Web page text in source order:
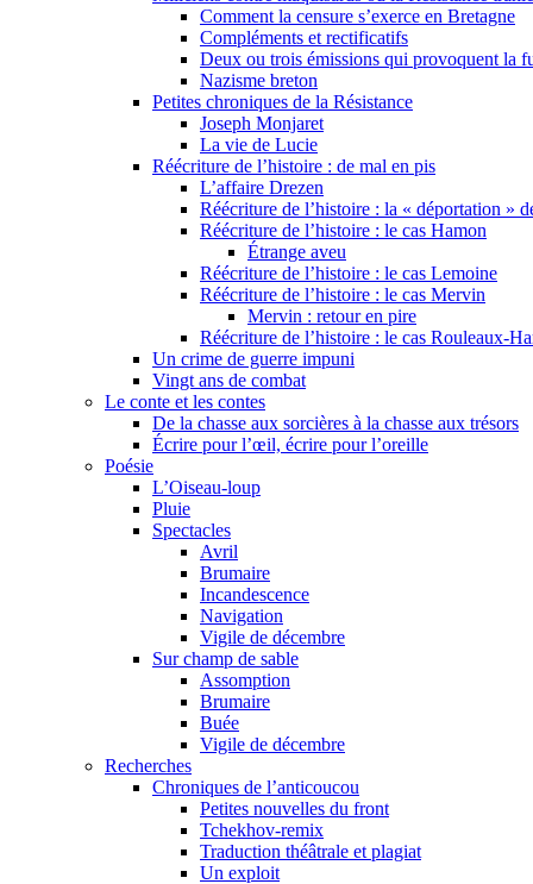
Comment la censure s’exerce en Bretagne
Compléments et rectificatifs
Deux ou trois émissions qui provoquent la
Nazisme breton
Petites chroniques de la Résistance
Joseph Monjaret
La vie de Lucie
Réécriture de l’histoire : de mal en pis
L’affaire Drezen
Réécriture de l’histoire : la « déportation »
Réécriture de l’histoire : le cas Hamon
Étrange aveu
Réécriture de l’histoire : le cas Lemoine
Réécriture de l’histoire : le cas Mervin
Mervin : retour en pire
Réécriture de l’histoire : le cas Rouleaux-
Un crime de guerre impuni
Vingt ans de combat
Le conte et les contes
De la chasse aux sorcières à la chasse aux trésors
Écrire pour l’œil, écrire pour l’oreille
Poésie
L’Oiseau-loup
Pluie
Spectacles
Avril
Brumaire
Incandescence
Navigation
Vigile de décembre
Sur champ de sable
Assomption
Brumaire
Buée
Vigile de décembre
Recherches
Chroniques de l’anticoucou
Petites nouvelles du front
Tchekhov-remix
Traduction théâtrale et plagiat
Un exploit